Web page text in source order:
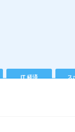
IT 経済 ス